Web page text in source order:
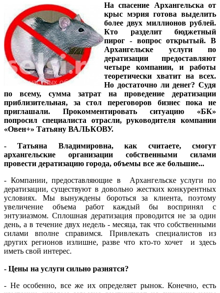
На спасение Архангельска от
крыс мэрия готова выделить
более двух миллионов рублей.
Кто разделит бюджетный
пирог - вопрос открытый. В
Архангельске услуги по
дератизации предоставляют
четыре компании, и работы
теоретически хватит на всех.
Но достаточно ли денег? Судя
по всему, сумма затрат на проведение дератизации
приблизительная, за стол переговоров бизнес пока не
приглашали. Прокомментировать ситуацию «БК»
попросил специалиста отрасли, руководителя компании
«Овен+» Татьяну ВАЛЬКОВУ.
- Татьяна Владимировна, как считаете, смогут
архангельские организации собственными силами
провести дератизацию города, объемы все же большие...
- Компании, предоставляющие в Архангельске услуги по
дератизации, существуют в довольно жестких конкурентных
условиях. Мы вынуждены бороться за клиента, поэтому
увеличение объема работ каждый бы воспринял с
энтузиазмом. Сплошная дератизация проводится не за один
день, а в течение двух недель - месяца, так что собственными
силами вполне справимся. Привлекать специалистов из
других регионов излишне, разве что кто-то хочет и здесь
иметь свой интерес.
- Цены на услуги сильно разнятся?
- Не особенно, все же их определяет рынок. Конечно, есть